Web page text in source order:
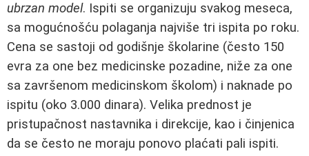
ubrzan model. Ispiti se organizuju svakog meseca,
sa mogućnošću polaganja najviše tri ispita po roku.
Cena se sastoji od godišnje školarine (često 150
evra za one bez medicinske pozadine, niže za one
sa završenom medicinskom školom) i naknade po
ispitu (oko 3.000 dinara). Velika prednost je
pristupačnost nastavnika i direkcije, kao i činjenica
da se često ne moraju ponovo plaćati pali ispiti.